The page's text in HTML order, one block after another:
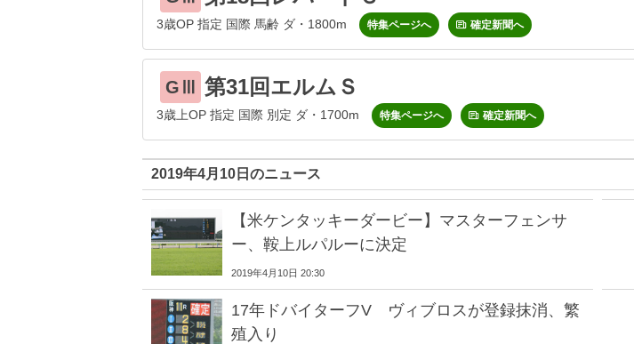
3歳OP 指定 国際 馬齢 ダ・1800m 特集ページへ 確定新聞へ
GⅢ 第31回エルムＳ
3歳上OP 指定 国際 別定 ダ・1700m 特集ページへ 確定新聞へ
2019年4月10日のニュース
【米ケンタッキーダービー】マスターフェンサ
ー、鞍上ルパルーに決定
2019年4月10日 20:30
17年ドバイターフV ヴィブロスが登録抹消、繁
殖入り